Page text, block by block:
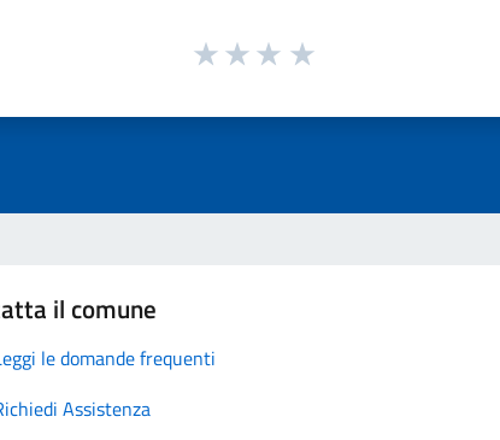
il comune
le domande frequenti
Assistenza